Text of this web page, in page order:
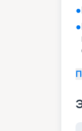
●
●